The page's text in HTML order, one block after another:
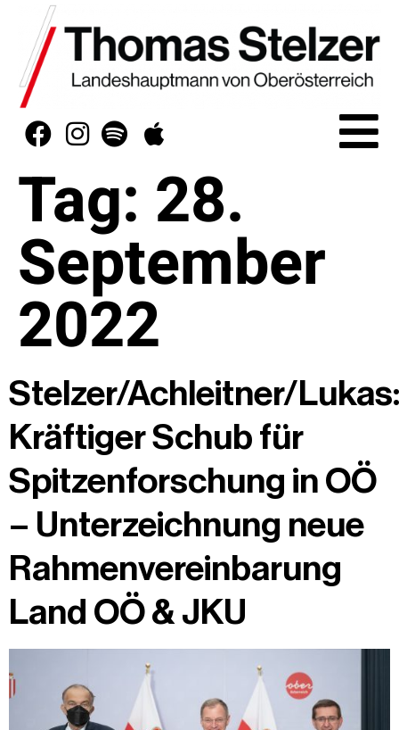
Tag: 28.
September
2022
Stelzer/Achleitner/Lukas:
Kräftiger Schub für
Spitzenforschung in OÖ
– Unterzeichnung neue
Rahmenvereinbarung
Land OÖ & JKU